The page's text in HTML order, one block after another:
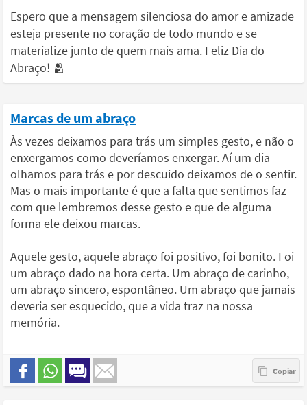
Espero que a mensagem silenciosa do amor e amizade
esteja presente no coração de todo mundo e se
materialize junto de quem mais ama. Feliz Dia do
Abraço! 🫂
Marcas de um abraço
Às vezes deixamos para trás um simples gesto, e não o
enxergamos como deveríamos enxergar. Aí um dia
olhamos para trás e por descuido deixamos de o sentir.
Mas o mais importante é que a falta que sentimos faz
com que lembremos desse gesto e que de alguma
forma ele deixou marcas.
Aquele gesto, aquele abraço foi positivo, foi bonito. Foi
um abraço dado na hora certa. Um abraço de carinho,
um abraço sincero, espontâneo. Um abraço que jamais
deveria ser esquecido, que a vida traz na nossa
memória.